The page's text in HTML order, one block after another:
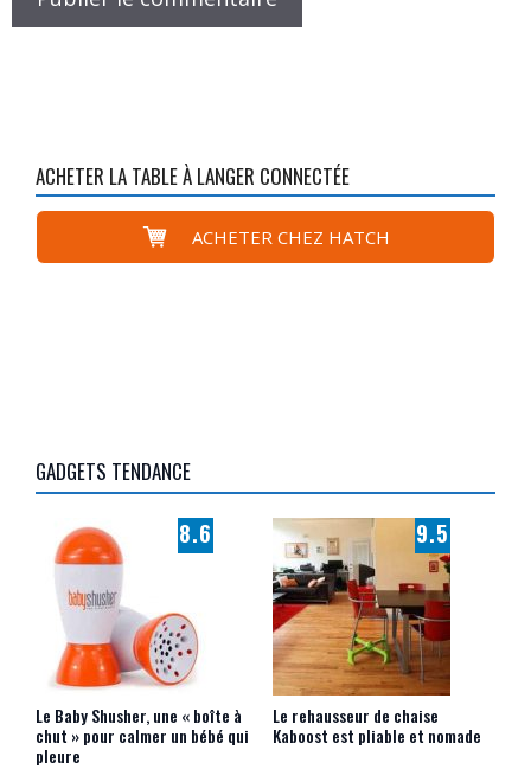
ACHETER LA TABLE À LANGER CONNECTÉE
ACHETER CHEZ HATCH
GADGETS TENDANCE
8.6
Le Baby Shusher, une « boîte à
chut » pour calmer un bébé qui
pleure
9.5
Le rehausseur de chaise
Kaboost est pliable et nomade